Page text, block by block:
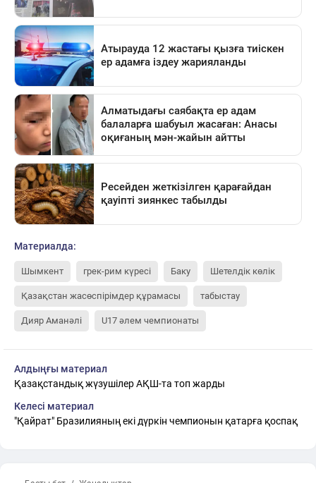
Материалда:
Шымкент грек-рим күресі Баку Шетелдік көлік
Қазақстан жасөспірімдер құрамасы табыстау
Дияр Аманәлі U17 әлем чемпионаты
Алдыңғы материал
Қазақстандық жүзушілер АҚШ-та топ жарды
Келесі материал
"Қайрат" Бразилияның екі дүркін чемпионын қатарға қоспақ